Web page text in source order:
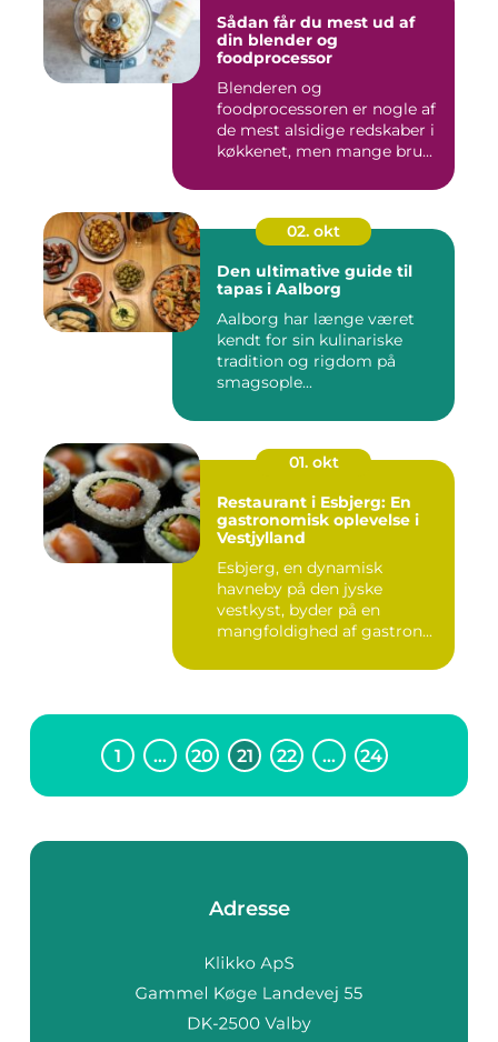
Sådan får du mest ud af
din blender og
foodprocessor
Blenderen og
foodprocessoren er nogle af
de mest alsidige redskaber i
køkkenet, men mange bru...
02. okt
Den ultimative guide til
tapas i Aalborg
Aalborg har længe været
kendt for sin kulinariske
tradition og rigdom på
smagsople...
01. okt
Restaurant i Esbjerg: En
gastronomisk oplevelse i
Vestjylland
Esbjerg, en dynamisk
havneby på den jyske
vestkyst, byder på en
mangfoldighed af gastron...
1 … 20 21 22 … 24
Adresse